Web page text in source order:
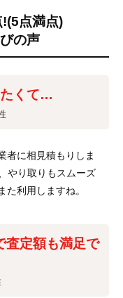
!(5点満点)
の声
くて…
者に相見積もりしま
やり取りもスムーズ
利用しますね。
査定額も満足で